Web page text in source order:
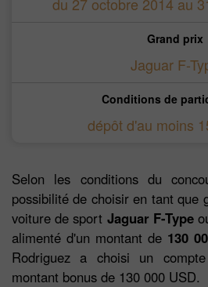
Grand prix
Jaguar F-
Conditions de
dépôt d'au moins
Selon les conditions du
possibilité de choisir en tant que
voiture de sport Jaguar F-Type
alimenté d'un montant de 130
Rodriguez a choisi un
montant bonus de 130 000 USD.